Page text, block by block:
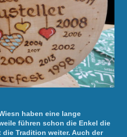
haben eine lange
führen schon die Enkel die
Tradition weiter. Auch der